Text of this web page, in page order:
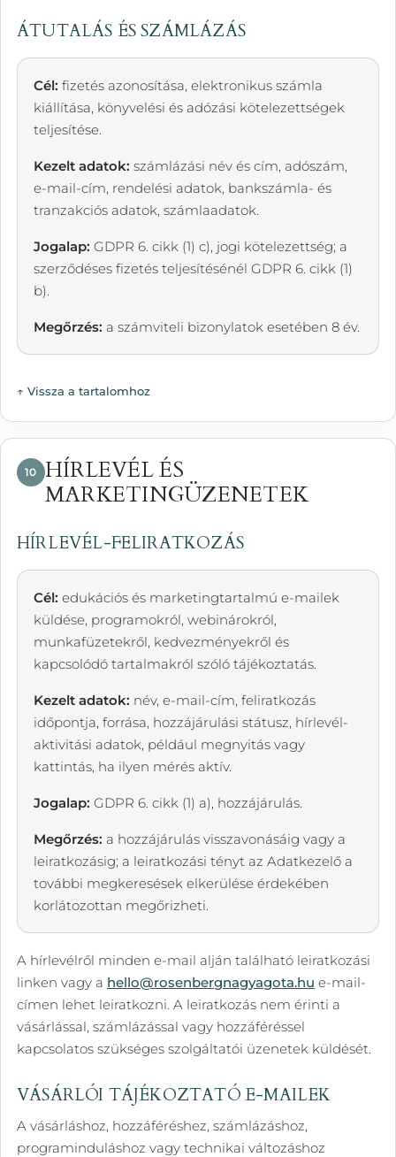
ÁTUTALÁS ÉS SZÁMLÁZÁS
Cél: fizetés azonosítása, elektronikus számla
kiállítása, könyvelési és adózási kötelezettségek
teljesítése.
Kezelt adatok: számlázási név és cím, adószám,
e-mail-cím, rendelési adatok, bankszámla- és
tranzakciós adatok, számlaadatok.
Jogalap: GDPR 6. cikk (1) c), jogi kötelezettség; a
szerződéses fizetés teljesítésénél GDPR 6. cikk (1)
b).
Megőrzés: a számviteli bizonylatok esetében 8 év.
↑ Vissza a tartalomhoz
10
HÍRLEVÉL ÉS
MARKETINGÜZENETEK
HÍRLEVÉL-FELIRATKOZÁS
Cél: edukációs és marketingtartalmú e-mailek
küldése, programokról, webinárokról,
munkafüzetekről, kedvezményekről és
kapcsolódó tartalmakról szóló tájékoztatás.
Kezelt adatok: név, e-mail-cím, feliratkozás
időpontja, forrása, hozzájárulási státusz, hírlevél-
aktivitási adatok, például megnyitás vagy
kattintás, ha ilyen mérés aktív.
Jogalap: GDPR 6. cikk (1) a), hozzájárulás.
Megőrzés: a hozzájárulás visszavonásáig vagy a
leiratkozásig; a leiratkozási tényt az Adatkezelő a
további megkeresések elkerülése érdekében
korlátozottan megőrizheti.
A hírlevélről minden e-mail alján található leiratkozási
linken vagy a hello@rosenbergnagyagota.hu e-mail-
címen lehet leiratkozni. A leiratkozás nem érinti a
vásárlással, számlázással vagy hozzáféréssel
kapcsolatos szükséges szolgáltatói üzenetek küldését.
VÁSÁRLÓI TÁJÉKOZTATÓ E-MAILEK
A vásárláshoz, hozzáféréshez, számlázáshoz,
programinduláshoz vagy technikai változáshoz